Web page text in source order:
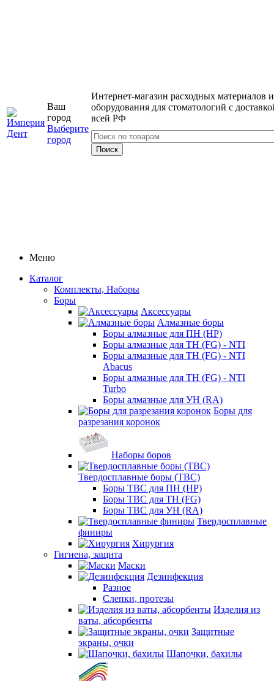
Ваш
город
Выберите
город
Интернет-магазин расходных материалов и
оборудования для стоматологий с
всей РФ
Меню
Каталог
Комплекты, Наборы
Боры
Аксессуары
Алмазные боры
Боры алмазные для ПН (HP)
Боры алмазные для ТН (FG) - NTI
Боры алмазные для ТН (FG) - NTI
Abacus
Боры алмазные для ТН (FG) - NTI
Turbo
Боры алмазные для УН (RA)
Боры для
разрезания коронок
Наборы боров
Твердосплавные боры (ТВС)
Боры ТВС для ПН (HP)
Боры ТВС для ТН (FG)
Боры ТВС для УН (RA)
Твердосплавные
финиры
Хирургия
Гигиена, защита
Маски
Дезинфекция
Разное
Слепки, протезы
Изделия из
ваты, абсорбенты
Защитные
экраны, очки
Шапочки, бахилы